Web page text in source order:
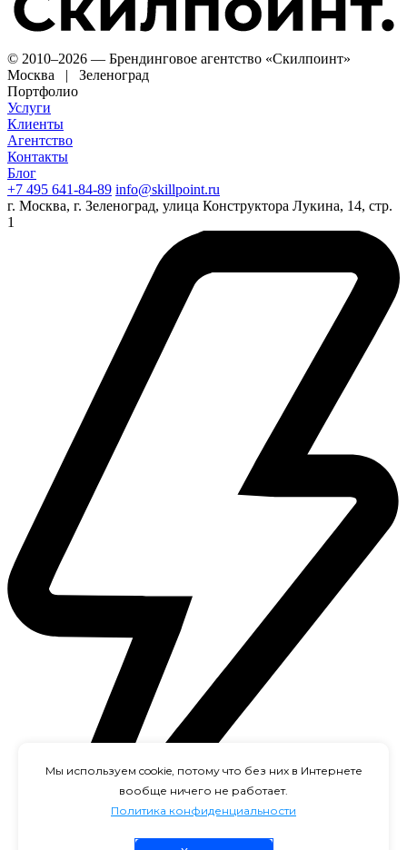
© 2010–2026 — Брендинговое агентство «Скилпоинт»
Москва | Зеленоград
Портфолио
Услуги
Клиенты
Агентство
Контакты
Блог
+7 495 641-84-89 info@skillpoint.ru
г. Москва, г. Зеленоград, улица Конструктора Лукина, 14, стр.
1
Мы используем cookie, потому что без них в Интернете
вообще ничего не работает.
Политика конфиденциальности